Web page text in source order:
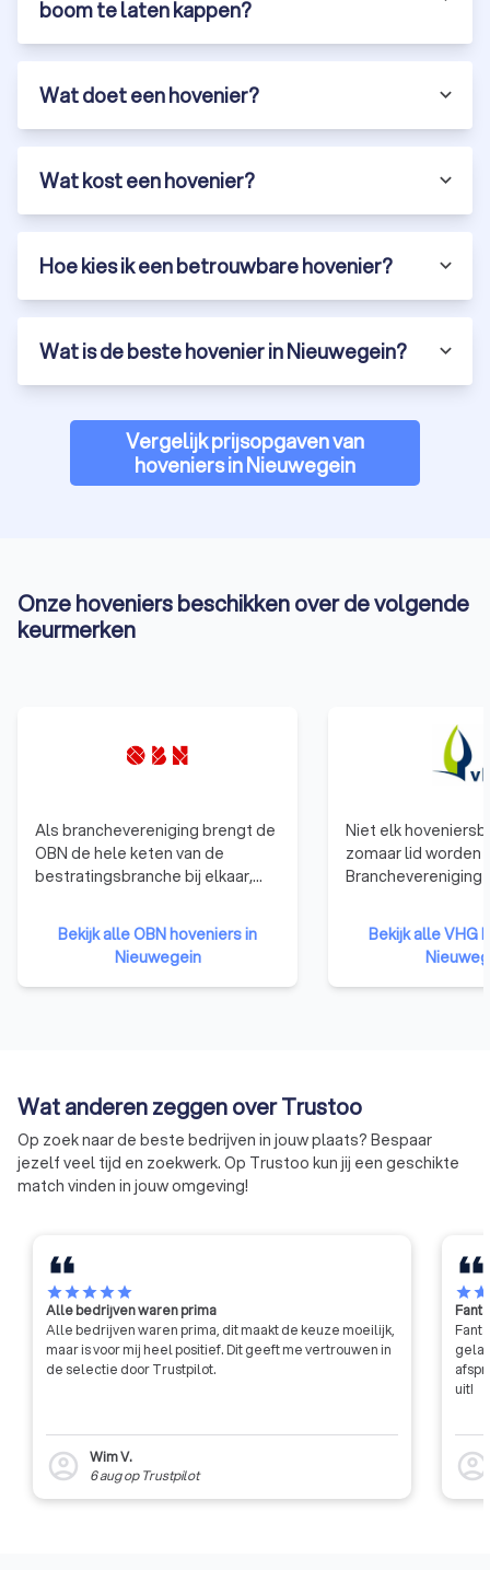
boom te laten kappen?
Wat doet een hovenier?
Wat kost een hovenier?
Hoe kies ik een betrouwbare hovenier?
Wat is de beste hovenier in Nieuwegein?
Vergelijk prijsopgaven van
hoveniers in Nieuwegein
Onze hoveniers beschikken over de volgende
keurmerken
Als branchevereniging brengt de
OBN de hele keten van de
bestratingsbranche bij elkaar,
certificeringsinstituut en
leverancier van materiaal of
materieel. OBN-leden zijn, met
hun kennis en ervaring, de
werken en worden gezien als de
architecten van de buitenruimte.
Bekijk alle OBN hoveniers in
Nieuwegein
Niet elk
zomaar lid worden
Branchevereniging
toelatingseisen.
dat elk VHG-lid
groenprofessional
zorgeloos
toch iets niet in
heeft u de
schade worden
Bekijk alle VHG
Wat anderen zeggen over Trustoo
Op zoek naar de beste bedrijven in jouw plaats? Bespaar
jezelf veel tijd en zoekwerk. Op Trustoo kun jij een geschikte
match vinden in jouw omgeving!
starstarstarstarstar
Alle bedrijven waren prima
Alle bedrijven waren prima, dit maakt de keuze moeilijk,
maar is voor mij heel positief. Dit geeft me vertrouwen in
de selectie door Trustpilot.
account_circle
Wim V.
6 augop Trustpilot
starstar
uit!
account_circle